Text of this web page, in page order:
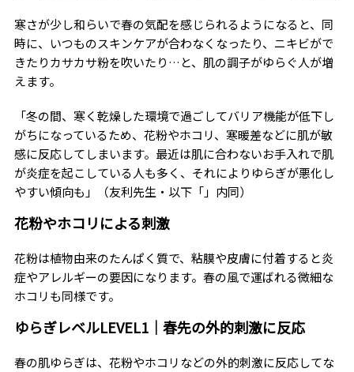
寒さが少し和らいで春の気配を感じられるようになると、同
時に、いつものスキンケアが合わなくなったり、ニキビがで
きたりカサカサ粉を吹いたり…と、肌の調子がゆらぐ人が増
えます。
「冬の間、寒く乾燥した環境で過ごしてバリア機能が低下し
がちになっているため、花粉やホコリ、寒暖差などに肌が敏
感に反応してしまいます。最近は肌に合わないお手入れで肌
が炎症を起こしている人も多く、それによりゆらぎが悪化し
やすい傾向も」（友利先生・以下「」内同）
花粉やホコリによる刺激
花粉は植物由来のたんぱく質で、粘膜や皮膚に付着すると炎
症やアレルギーの要因になります。春の風で運ばれる微細な
ホコリも同様です。
ゆらぎレベルLEVEL1｜春先の外的刺激に反応
春の肌ゆらぎは、花粉やホコリなどの外的刺激に反応してな